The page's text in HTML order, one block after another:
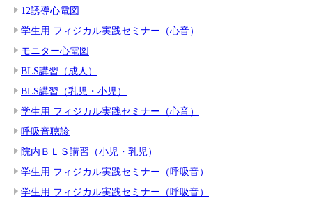
12誘導心電図
学生用 フィジカル実践セミナー（心音）
モニター心電図
BLS講習（成人）
BLS講習（乳児・小児）
学生用 フィジカル実践セミナー（心音）
呼吸音聴診
院内ＢＬＳ講習（小児・乳児）
学生用 フィジカル実践セミナー（呼吸音）
学生用 フィジカル実践セミナー（呼吸音）